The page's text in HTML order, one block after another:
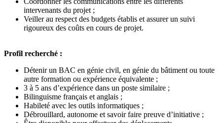
intervenants du projet ;
Veiller au respect des budgets établis et assurer un suivi
rigoureux des coûts en cours de projet.
Profil recherché :
Détenir un BAC en génie civil, en génie du bâtiment ou toute
autre formation ou expérience équivalente ;
3 à 5 ans d’expérience dans un poste similaire ;
Bilinguisme français et anglais ;
Habileté avec les outils informatiques ;
Débrouillard, autonome et savoir faire preuve d’initiative ;